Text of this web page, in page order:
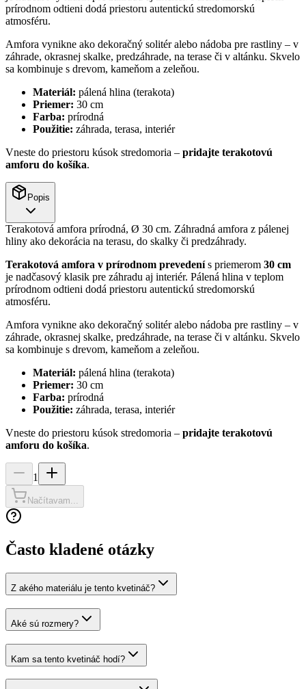
prírodnom odtieni dodá priestoru autentickú stredomorskú
atmosféru.
Amfora vynikne ako dekoračný solitér alebo nádoba pre rastliny – v
záhrade, okrasnej skalke, predzáhrade, na terase či v altánku. Skvelo
sa kombinuje s drevom, kameňom a zeleňou.
Materiál: pálená hlina (terakota)
Priemer: 30 cm
Farba: prírodná
Použitie: záhrada, terasa, interiér
Vneste do priestoru kúsok stredomoria – pridajte terakotovú
amforu do košíka.
Popis
Terakotová amfora prírodná, Ø 30 cm. Záhradná amfora z pálenej
hliny ako dekorácia na terasu, do skalky či predzáhrady.
Terakotová amfora v prírodnom prevedenís priemerom 30 cm
je nadčasový klasik pre záhradu aj interiér. Pálená hlina v teplom
prírodnom odtieni dodá priestoru autentickú stredomorskú
atmosféru.
Amfora vynikne ako dekoračný solitér alebo nádoba pre rastliny – v
záhrade, okrasnej skalke, predzáhrade, na terase či v altánku. Skvelo
sa kombinuje s drevom, kameňom a zeleňou.
Materiál: pálená hlina (terakota)
Priemer: 30 cm
Farba: prírodná
Použitie: záhrada, terasa, interiér
Vneste do priestoru kúsok stredomoria – pridajte terakotovú
amforu do košíka.
1
Načítavam...
Často kladené otázky
Z akého materiálu je tento kvetináč?
Aké sú rozmery?
Kam sa tento kvetináč hodí?